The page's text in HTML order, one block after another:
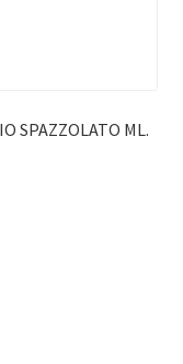
SPAZZOLATO ML.